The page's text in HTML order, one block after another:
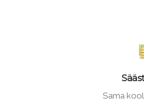
Sama